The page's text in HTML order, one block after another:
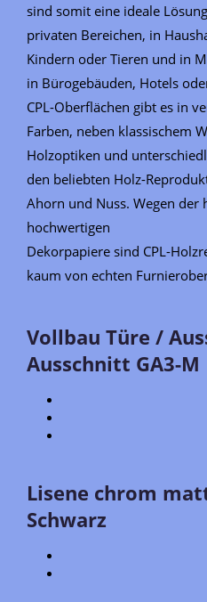
sind somit eine ideale
privaten Bereichen, in
Kindern oder Tieren und in
in Bürogebäuden, Hotels
CPL-Oberflächen gibt es in
Farben, neben klassischem
Holzoptiken und
den beliebten Holz-
Ahorn und Nuss. Wegen der
hochwertigen
Dekorpapiere sind CPL-
kaum von echten
Vollbau Türe /
Ausschnitt GA3-M
Lisene chrom
Schwarz